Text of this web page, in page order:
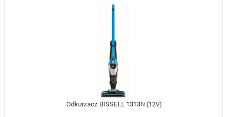
Odkurzacz BISSELL 1313N (12V)